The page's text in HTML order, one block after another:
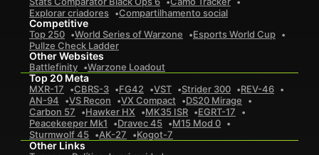
Explorar criadores
Compartilhamento social
Competitive
Top 250 World Series of Warzone
Esports World Cup
Pullze Check Ladder
Other Websites
Battlefinity Warzone Loadout
Top 20 Meta
MXR-17 CBRS-3 FG42 VST Strider 300
REV-46
AN-94
VS Recon VX Compact
DS20 Mirage
Carbon 57
Hawker HX MK35 ISR
EGRT-17
Peacekeeper Mk1
Dravec 45
M15 Mod 0
Sturmwolf 45
AK-27 Kogot-7
Other Links